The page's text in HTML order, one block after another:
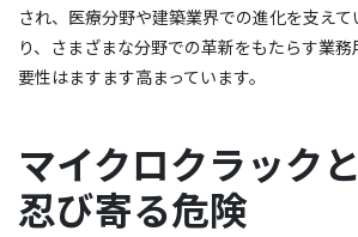
され、医療分野や建築業界での進化を支え
り、さまざまな分野での革新をもたらす業
要性はますます高まっています。
マイクロクラック
忍び寄る危険